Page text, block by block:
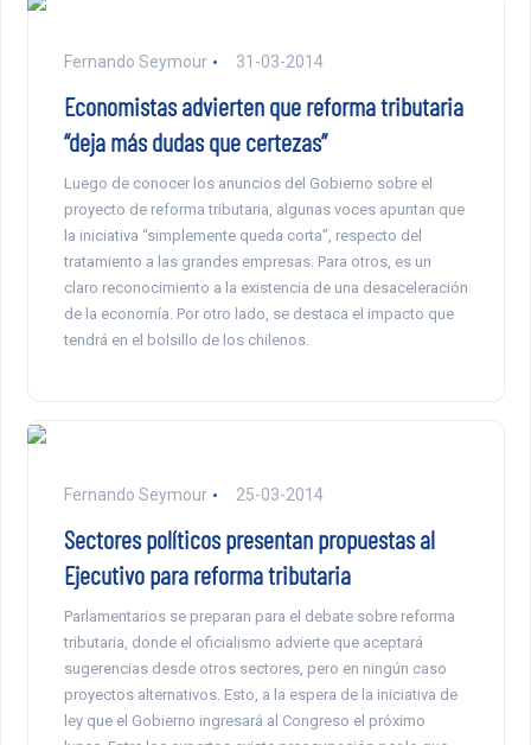
Fernando Seymour 31-03-2014
Economistas advierten que reforma tributaria
“deja más dudas que certezas”
Luego de conocer los anuncios del Gobierno sobre el
proyecto de reforma tributaria, algunas voces apuntan que
la iniciativa “simplemente queda corta”, respecto del
tratamiento a las grandes empresas. Para otros, es un
claro reconocimiento a la existencia de una desaceleración
de la economía. Por otro lado, se destaca el impacto que
tendrá en el bolsillo de los chilenos.
Fernando Seymour 25-03-2014
Sectores políticos presentan propuestas al
Ejecutivo para reforma tributaria
Parlamentarios se preparan para el debate sobre reforma
tributaria, donde el oficialismo advierte que aceptará
sugerencias desde otros sectores, pero en ningún caso
proyectos alternativos. Esto, a la espera de la iniciativa de
ley que el Gobierno ingresará al Congreso el próximo